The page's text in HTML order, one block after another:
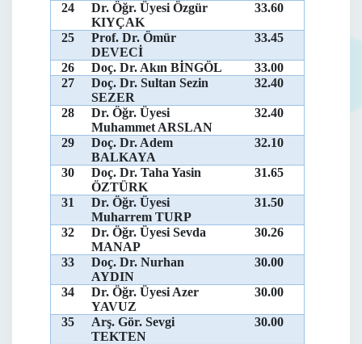
24
Dr. Öğr. Üyesi Özgür
KIYÇAK
33.60
25
Prof. Dr. Ömür
DEVECİ
33.45
26 Doç. Dr. Akın BİNGÖL
33.00
27
Doç. Dr. Sultan Sezin
SEZER
32.40
28
Dr. Öğr. Üyesi
Muhammet ARSLAN
32.40
29
Doç. Dr. Adem
BALKAYA
32.10
30
Doç. Dr. Taha Yasin
ÖZTÜRK
31.65
31
Dr. Öğr. Üyesi
Muharrem TURP
31.50
32
Dr. Öğr. Üyesi Sevda
MANAP
30.26
33
Doç. Dr. Nurhan
AYDIN
30.00
34
Dr. Öğr. Üyesi Azer
YAVUZ
30.00
35
Arş. Gör. Sevgi
TEKTEN
30.00